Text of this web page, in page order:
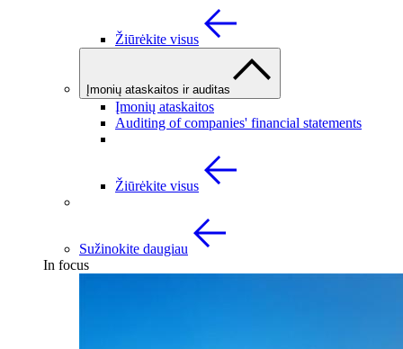
Žiūrėkite visus
Įmonių ataskaitos ir auditas
Įmonių ataskaitos
Auditing of companies' financial statements
Žiūrėkite visus
Sužinokite daugiau
In focus